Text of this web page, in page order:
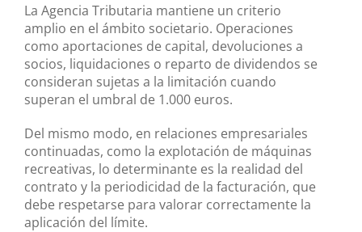
La Agencia Tributaria mantiene un criterio
amplio en el ámbito societario. Operaciones
como aportaciones de capital, devoluciones a
socios, liquidaciones o reparto de dividendos se
consideran sujetas a la limitación cuando
superan el umbral de 1.000 euros.
Del mismo modo, en relaciones empresariales
continuadas, como la explotación de máquinas
recreativas, lo determinante es la realidad del
contrato y la periodicidad de la facturación, que
debe respetarse para valorar correctamente la
aplicación del límite.